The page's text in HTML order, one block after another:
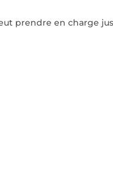
prendre en charge